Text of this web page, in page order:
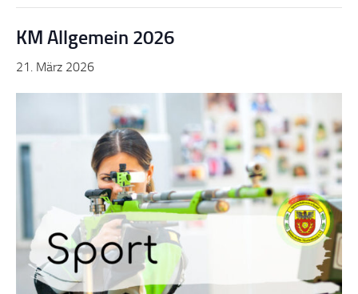
KM Allgemein 2026
21. März 2026